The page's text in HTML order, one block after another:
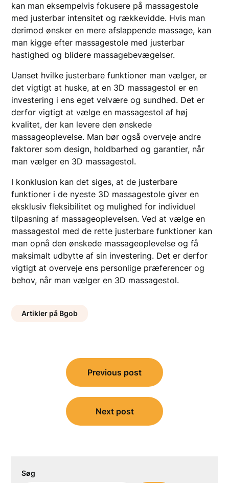
kan man eksempelvis fokusere på massagestole
med justerbar intensitet og rækkevidde. Hvis man
derimod ønsker en mere afslappende massage, kan
man kigge efter massagestole med justerbar
hastighed og blidere massagebevægelser.
Uanset hvilke justerbare funktioner man vælger, er
det vigtigt at huske, at en 3D massagestol er en
investering i ens eget velvære og sundhed. Det er
derfor vigtigt at vælge en massagestol af høj
kvalitet, der kan levere den ønskede
massageoplevelse. Man bør også overveje andre
faktorer som design, holdbarhed og garantier, når
man vælger en 3D massagestol.
I konklusion kan det siges, at de justerbare
funktioner i de nyeste 3D massagestole giver en
eksklusiv fleksibilitet og mulighed for individuel
tilpasning af massageoplevelsen. Ved at vælge en
massagestol med de rette justerbare funktioner kan
man opnå den ønskede massageoplevelse og få
maksimalt udbytte af sin investering. Det er derfor
vigtigt at overveje ens personlige præferencer og
behov, når man vælger en 3D massagestol.
Artikler på Bgob
Indlægsnavigation
Previous post
Next post
Søg